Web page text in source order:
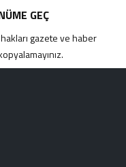
GEÇ
gazete ve haber